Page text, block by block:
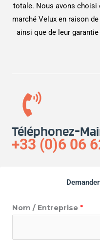
totale. Nous avons choisi
marché Velux en raison
ainsi que de leur
Téléphonez-
+33 (0)6 06
Nom / Entreprise *